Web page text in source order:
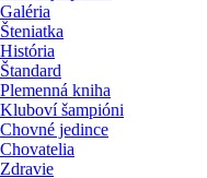
Galéria
Šteniatka
História
Štandard
Plemenná kniha
Kluboví šampióni
Chovné jedince
Chovatelia
Zdravie